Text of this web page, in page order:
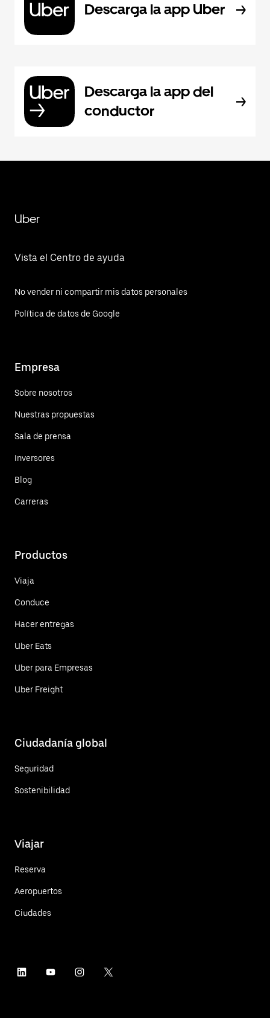
Descarga la app Uber
Descarga la app del
conductor
Uber
Vista el Centro de ayuda
No vender ni compartir mis datos personales
Política de datos de Google
Empresa
Sobre nosotros
Nuestras propuestas
Sala de prensa
Inversores
Blog
Carreras
Productos
Viaja
Conduce
Hacer entregas
Uber Eats
Uber para Empresas
Uber Freight
Ciudadanía global
Seguridad
Sostenibilidad
Viajar
Reserva
Aeropuertos
Ciudades